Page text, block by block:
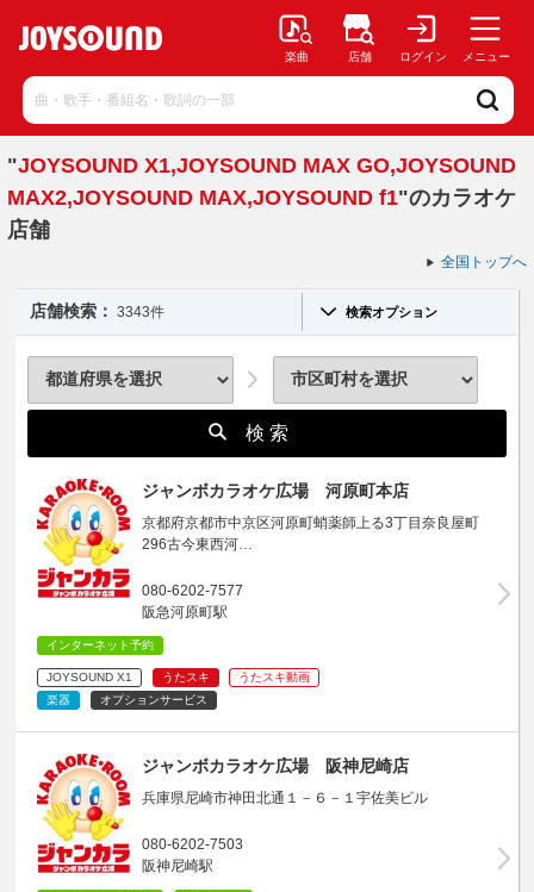
楽曲 店舗 ログイン メニュー
"JOYSOUND X1,JOYSOUND MAX GO,JOYSOUND
MAX2,JOYSOUND MAX,JOYSOUND f1"のカラオケ
店舗
全国トップへ
店舗検索： 3343件 検索オプション
検 索
ジャンボカラオケ広場 河原町本店
京都府京都市中京区河原町蛸薬師上る3丁目奈良屋町
296古今東西河…
080-6202-7577
阪急河原町駅
インターネット予約
JOYSOUND X1 うたスキ
うたスキ動画
楽器
オプションサービス
ジャンボカラオケ広場 阪神尼崎店
兵庫県尼崎市神田北通１－６－１宇佐美ビル
080-6202-7503
阪神尼崎駅